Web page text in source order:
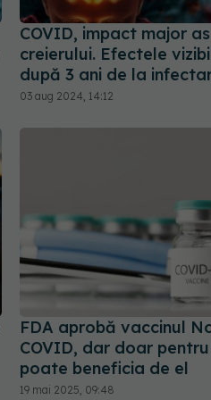
COVID, impact major
creierului. Efectele
după 3 ani de la
03 aug 2024, 14:12
FDA aprobă vaccinul
COVID, dar doar pentru
poate beneficia de el
19 mai 2025, 09:48